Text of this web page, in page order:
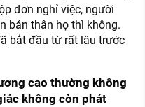
NGŨ
đơn nghỉ việc, người
bản thân họ thì không.
bắt đầu từ rất lâu trước
cao thường không
không còn phát